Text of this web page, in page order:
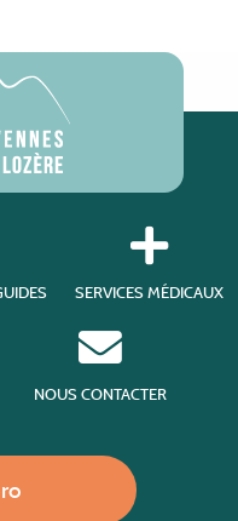
SERVICES MÉDICAUX
NOUS CONTACTER